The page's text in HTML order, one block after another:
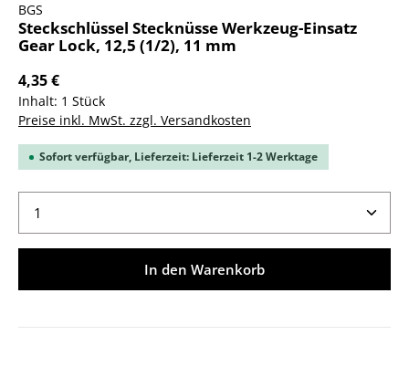
BGS
Steckschlüssel Stecknüsse Werkzeug-Einsatz
Gear Lock, 12,5 (1/2), 11 mm
4,35 €
Inhalt: 1 Stück
Preise inkl. MwSt. zzgl. Versandkosten
Sofort verfügbar, Lieferzeit: Lieferzeit 1-2 Werktage
Produkt Anzahl: Gib den gewünschten Wert ein
In den Warenkorb